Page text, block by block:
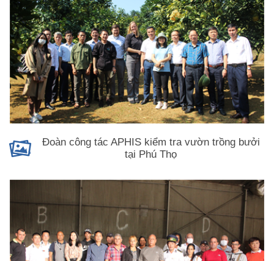
Đoàn công tác APHIS kiểm tra vườn trồng bưởi
tại Phú Thọ